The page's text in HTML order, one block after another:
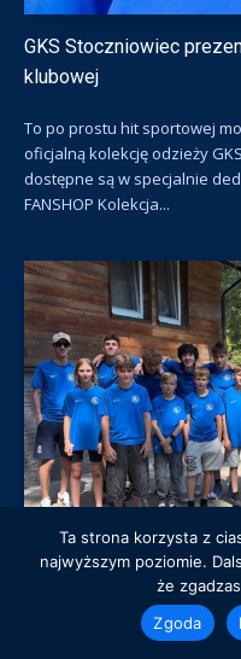
GKS Stoczniowiec
klubowej
To po prostu hit sportowej
oficjalną kolekcję odzieży
dostępne są w specjalnie
FANSHOP Kolekcja...
Mazurska energia na
20 lipca zawodnicy sekcji
Ta strona korzysta z
najwyższym poziomie.
że
Zgoda